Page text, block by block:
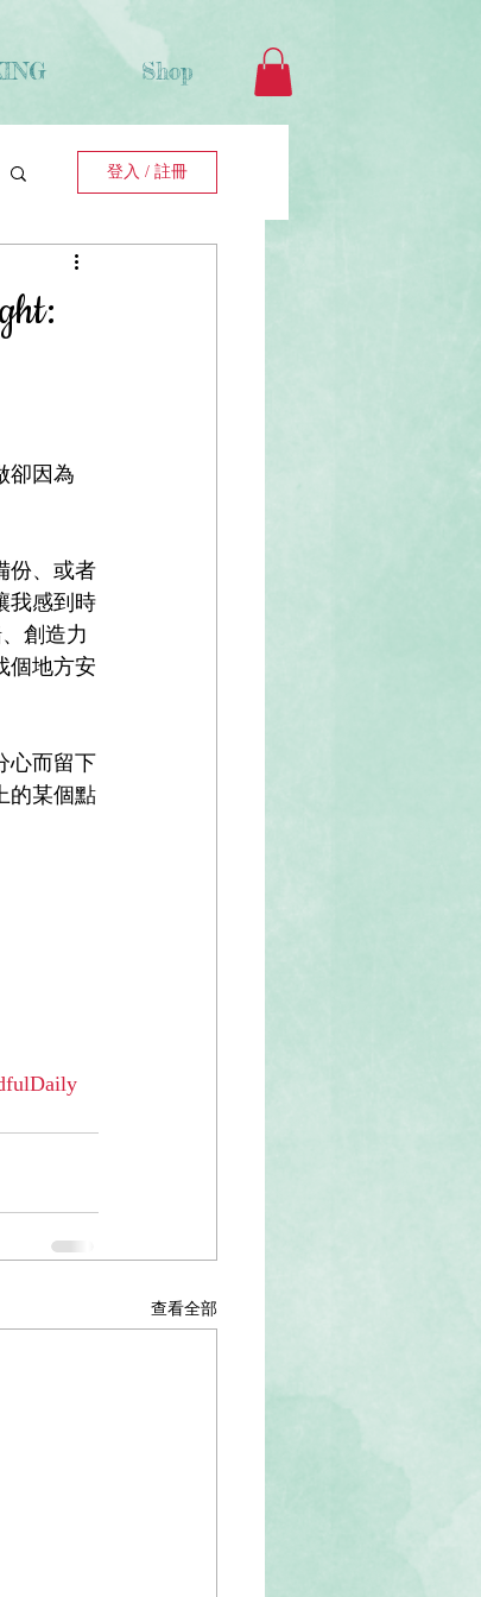
Shop
登入 / 註冊
卻因為
份、或者
我感到時
創造力
個地方安
心而留下
的某個點
查看全部